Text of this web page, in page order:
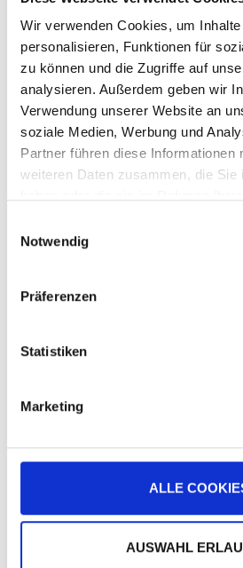
Wir verwenden Cookies, um
personalisieren, Funktionen für
zu können und die Zugriffe auf
analysieren. Außerdem geben wir
Verwendung unserer Website an
soziale Medien, Werbung und
Partner führen diese Informationen
weiteren Daten zusammen, die Sie
Notwendig
Präferenzen
Statistiken
Marketing
ALLE
AUSWAHL
PARTNER
SPONSORS
BENEFACTORS
FURTHER SUPPORTERS
BACKLINE BLOG
when the CD «Live in
recorded on both concert
like a church service to the
emotional concert that gave
spines. The sign «sold out»
after the concert had been
GOSPEL